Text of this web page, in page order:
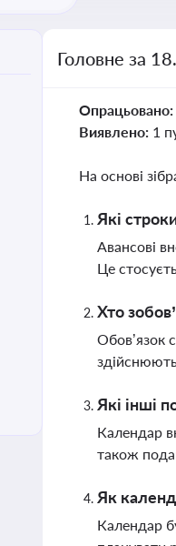
Головне за
Опрацьовано:
Виявлено: 1
На основі
Які
Авансові
Це
Хто
Обов’язок
Які інші
Календар
також
Як
Календар